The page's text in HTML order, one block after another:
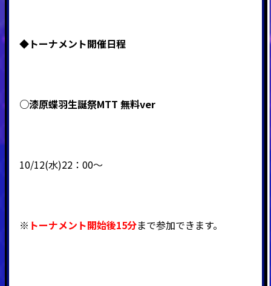
◆トーナメント開催日程
○漆原蝶羽生誕祭MTT 無料ver
10/12(水)22：00～
※ トーナメント開始後15分まで参加できます。